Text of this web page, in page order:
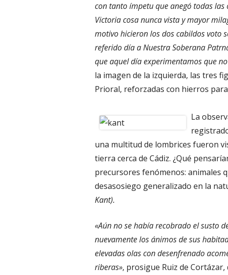
con tanto ímpetu que anegó todas las
Victoria cosa nunca vista y mayor
motivo hicieron los dos cabildos voto
referido día a Nuestra Soberana
que aquel día experimentamos que
la imagen de la izquierda, las tres
Prioral, reforzadas con hierros
La
una multitud de lombrices fueron
tierra cerca de Cádiz. ¿Qué
precursores fenómenos: animales
desasosiego generalizado en la
Kant).
«Aún no se había recobrado el susto
nuevamente los ánimos de sus
elevadas olas con desenfrenado
riberas», prosigue Ruiz de